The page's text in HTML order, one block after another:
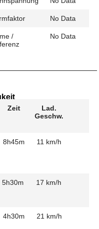
No Data
/
No Data
Zeit
Lad.
Geschw.
8h45m 11 km/h
5h30m 17 km/h
4h30m 21 km/h